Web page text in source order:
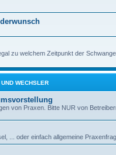
zu welchem Zeitpunkt der
WECHSLER
von Praxen. Bitte NUR von
... oder einfach allgemeine